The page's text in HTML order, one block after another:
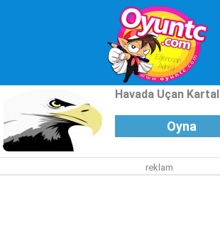
Havada Uçan Kartal
Oyna
reklam